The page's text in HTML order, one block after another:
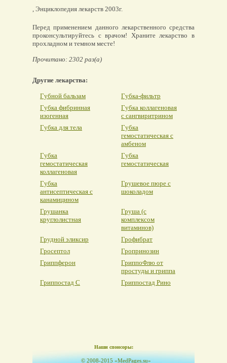
, Энциклопедия лекарств 2003г.
Перед применением данного лекарственного средства
проконсультируйтесь с врачом! Храните лекарство в
прохладном и темном месте!
Прочитано: 2302 раз(а)
Другие лекарства:
Губной бальзам
Губка-фильтр
Губка фибринная
изогенная
Губка коллагеновая
с сангвиритрином
Губка для тела
Губка
гемостатическая с
амбеном
Губка
гемостатическая
коллагеновая
Губка
гемостатическая
Губка
антисептическая с
канамицином
Грушевое пюре с
шоколадом
Грушанка
круглолистная
Груша (с
комплексом
витаминов)
Грудной эликсир
Грофибрат
Гросептол
Гропринозин
Гриппферон
ГриппоФлю от
простуды и гриппа
Гриппостад С
Гриппостад Рино
Наши спонсоры:
© 2008-2015 «MedPages.su»